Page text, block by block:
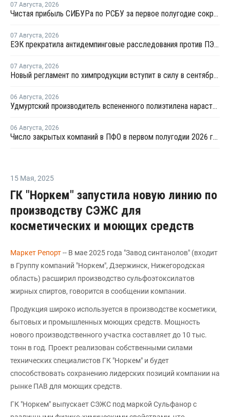
07 Августа, 2026
Чистая прибыль СИБУРа по РСБУ за первое полугодие сократилась в 3,6 раза
07 Августа, 2026
ЕЭК прекратила антидемпинговые расследования против ПЭ и ПП из Азербайджана и Туркменистана
07 Августа, 2026
Новый регламент по химпродукции вступит в силу в сентябре 2027 года
06 Августа, 2026
Удмуртский производитель вспененного полиэтилена нарастит выпуск на 15%
06 Августа, 2026
Число закрытых компаний в ПФО в первом полугодии 2026 года вдвое превысило число новых
15 Мая, 2025
ГК "Норкем" запустила новую линию по
производству СЭЖС для
косметических и моющих средств
Маркет Репорт-- В мае 2025 года "Завод синтанолов" (входит
в Группу компаний "Норкем", Дзержинск, Нижегородская
область) расширил производство сульфоэтоксилатов
жирных спиртов, говорится в сообщении компании.
Продукция широко используется в производстве косметики,
бытовых и промышленных моющих средств. Мощность
нового производственного участка составляет до 10 тыс.
тонн в год. Проект реализован собственными силами
технических специалистов ГК "Норкем" и будет
способствовать сохранению лидерских позиций компании на
рынке ПАВ для моющих средств.
ГК "Норкем" выпускает СЭЖС под маркой Сульфанор с